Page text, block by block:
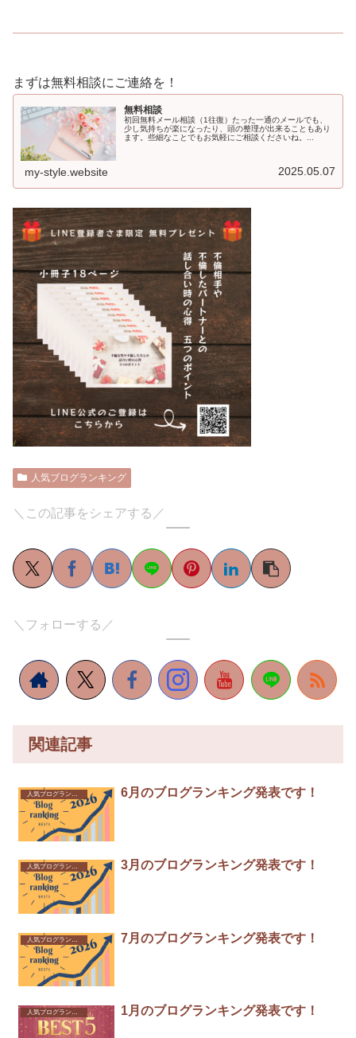
まずは無料相談にご連絡を！
無料相談
初回無料メール相談（1往復）たった一通のメールでも、
少し気持ちが楽になったり、頭の整理が出来ることもあり
ます。些細なことでもお気軽にご相談くださいね。...
my-style.website 2025.05.07
人気ブログランキング
＼この記事をシェアする／
＼フォローする／
関連記事
人気ブログランキング 6月のブログランキング発表です！
人気ブログランキング 3月のブログランキング発表です！
7月のブログランキング発表です！
人気ブログランキング 1月のブログランキング発表です！